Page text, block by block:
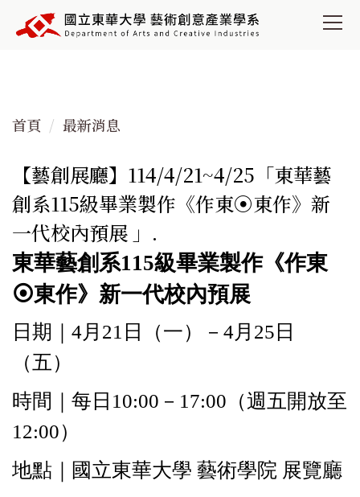
到
容
首頁 最新消息
【藝創展廳】114/4/21~4/25「東華藝
創系115級畢業製作《作東⦿東作》新
一代校內預展 」.
東華藝創系115級畢業製作《作東
⦿東作》新一代校內預展
日期｜4月21日（一）－4月25日
（五）
時間｜每日10:00－17:00（週五開放至
12:00）
地點｜國立東華大學 藝術學院 展覽廳